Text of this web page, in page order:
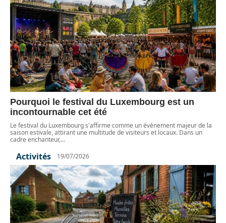
Pourquoi le festival du Luxembourg est un
incontournable cet été
Le festival du Luxembourg s'affirme comme un événement majeur de la
saison estivale, attirant une multitude de visiteurs et locaux. Dans un
cadre enchanteur,…
Activités 19/07/2026